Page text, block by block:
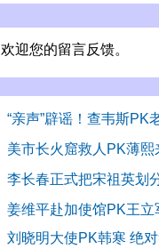
欢迎您的留言反馈。
“亲声”辟谣！查韦斯PK
美市长火窟救人PK薄熙
李长春正式把宋祖英划
姜维平赴加使馆PK王立
刘晓明大使PK韩寒 绝